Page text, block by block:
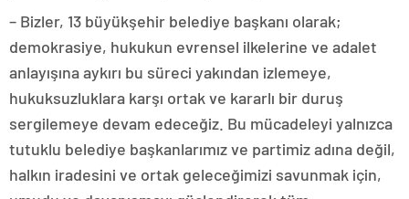
– Bizler, 13 büyükşehir belediye başkanı olarak;
demokrasiye, hukukun evrensel ilkelerine ve adalet
anlayışına aykırı bu süreci yakından izlemeye,
hukuksuzluklara karşı ortak ve kararlı bir duruş
sergilemeye devam edeceğiz. Bu mücadeleyi yalnızca
tutuklu belediye başkanlarımız ve partimiz adına değil,
halkın iradesini ve ortak geleceğimizi savunmak için,